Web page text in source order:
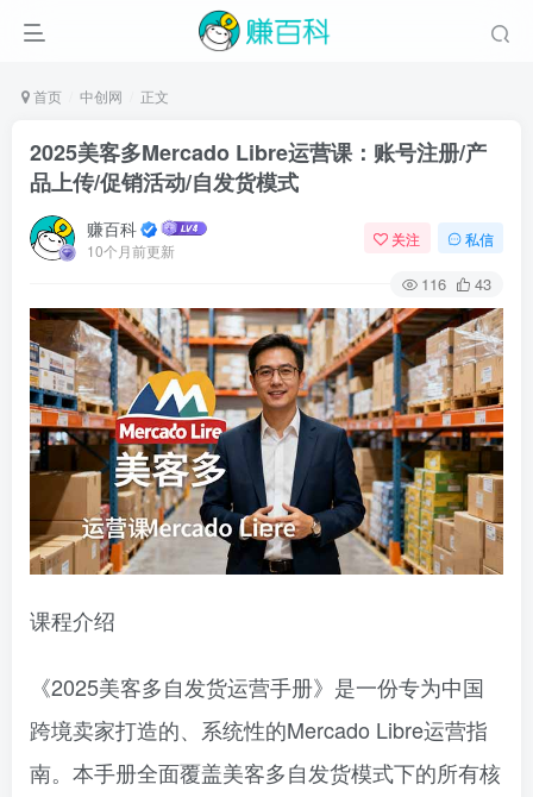
首页 中创网 正文
2025美客多Mercado Libre运营课：账号注册/产
品上传/促销活动/自发货模式
赚百科
10个月前更新
关注 私信
116 43
课程介绍
《2025美客多自发货运营手册》是一份专为中国
跨境卖家打造的、系统性的Mercado Libre运营指
南。本手册全面覆盖美客多自发货模式下的所有核